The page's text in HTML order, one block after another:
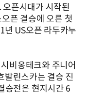
픈시대가 시작된
픈 결승에 오른 첫
년 US오픈 라두카누
비옹테크와 주니어
발린스카는 결승 진
승전은 현지시간 6